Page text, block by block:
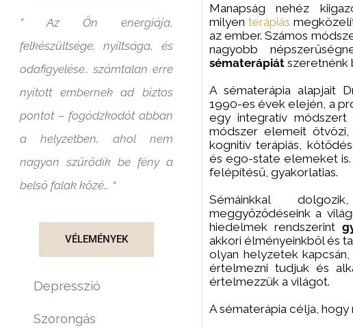
” Az Ön energiája,
felkészültsége, nyíltsága, és
odafigyelése.. számtalan erre
nyitott embernek ad biztos
pontot – fogódzkodót abban
a helyzetben, ahol nem
nagyon szűrődik be fény a
belső falak közé… “
VÉLEMÉNYEK
Depresszió
Szorongás
Manapság nehéz
milyen terápiás
az ember. Számos
nagyobb
sématerápiátszeretnénk
A sématerápia alapjait
1990-es évek elején, a
egy integratív
módszer elemeit ötvözi,
kognitív terápiás,
és ego-state elemeket
felépítésű, gyakorlatias.
Sémáinkkal
meggyőződéseink a
hiedelmek rendszerint
akkori élményeinkből és
olyan helyzetek
értelmezni tudjuk és
értelmezzük a világot.
A sématerápia célja,